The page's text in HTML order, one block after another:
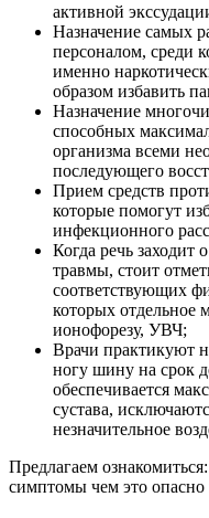
активной
Назначение самых
персоналом, среди
именно
образом избавить
Назначение
способных
организма всеми
последующего
Прием средств
которые помогут
инфекционного
Когда речь заходит
травмы, стоит
соответствующих
которых отдельное
ионофорезу, УВЧ;
Врачи практикуют
ногу шину на срок
обеспечивается
сустава,
незначительное
Предлагаем
симптомы чем это опасно